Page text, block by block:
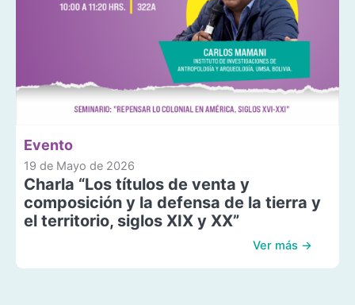
Evento
19 de Mayo de 2026
Charla “Los títulos de venta y
composición y la defensa de la tierra y
el territorio, siglos XIX y XX”
Ver más →